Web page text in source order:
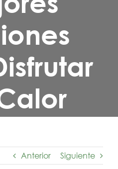
Anterior Siguiente